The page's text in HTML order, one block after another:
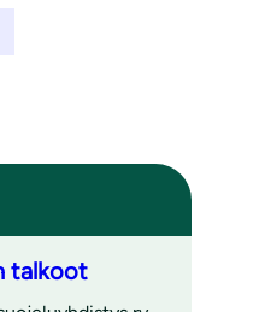
talkoot